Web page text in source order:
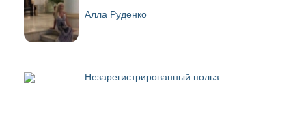
Алла Руденко
Незарегистрированный польз